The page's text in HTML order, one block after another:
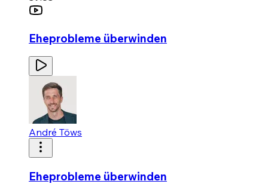
Eheprobleme überwinden
André Töws
Eheprobleme überwinden